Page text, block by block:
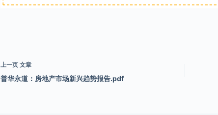
上一页 文章
普华永道：房地产市场新兴趋势报告.pdf